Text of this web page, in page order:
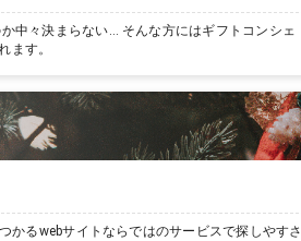
中々決まらない… そんな方にはギフトコンシェ
ます。
かるwebサイトならではのサービスで探しやすさ